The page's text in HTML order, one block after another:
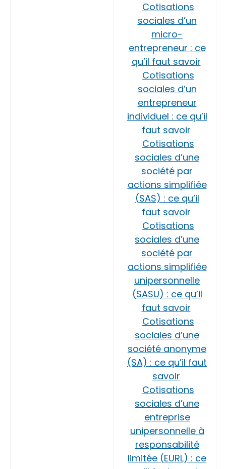
Cotisations
sociales d’un
micro-
entrepreneur : ce
qu’il faut savoir
Cotisations
sociales d’un
entrepreneur
individuel : ce qu’il
faut savoir
Cotisations
sociales d’une
société par
actions simplifiée
(SAS) : ce qu’il
faut savoir
Cotisations
sociales d’une
société par
actions simplifiée
unipersonnelle
(SASU) : ce qu’il
faut savoir
Cotisations
sociales d’une
société anonyme
(SA) : ce qu’il faut
savoir
Cotisations
sociales d’une
entreprise
unipersonnelle à
responsabilité
limitée (EURL) : ce